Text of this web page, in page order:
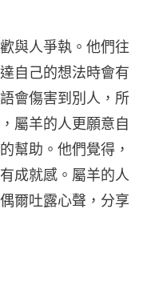
與人爭執。他們往
自己的想法時會有
會傷害到別人，所
屬羊的人更願意自
幫助。他們覺得，
成就感。屬羊的人
爾吐露心聲，分享